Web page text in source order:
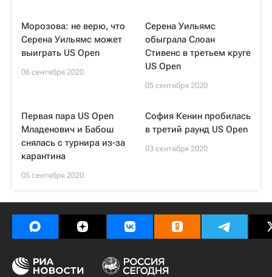
Морозова: не верю, что
Серена Уильямс может
выиграть US Open
06 сентября 2020
Серена Уильямс
обыграла Слоан
Стивенс в третьем круге
US Open
05 сентября 2020
Первая пара US Open
Младенович и Бабош
снялась с турнира из-за
карантина
05 сентября 2020
София Кенин пробилась
в третий раунд US Open
03 сентября 2020